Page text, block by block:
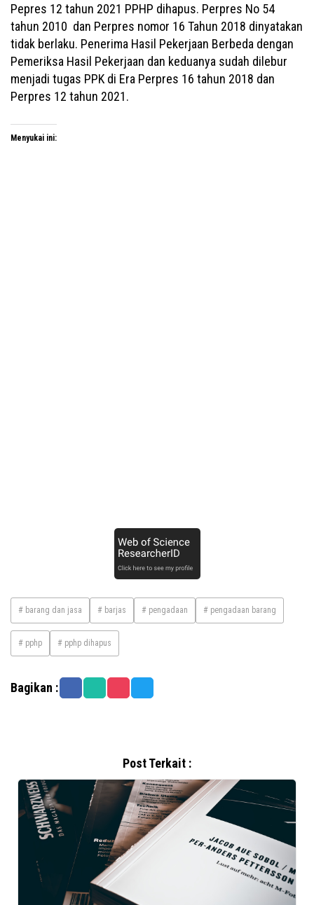
Pepres 12 tahun 2021 PPHP dihapus. Perpres No 54
tahun 2010 dan Perpres nomor 16 Tahun 2018 dinyatakan
tidak berlaku. Penerima Hasil Pekerjaan Berbeda dengan
Pemeriksa Hasil Pekerjaan dan keduanya sudah dilebur
menjadi tugas PPK di Era Perpres 16 tahun 2018 dan
Perpres 12 tahun 2021.
Menyukai ini:
# barang dan jasa # barjas # pengadaan # pengadaan barang
# pphp # pphp dihapus
Bagikan :
Post Terkait :